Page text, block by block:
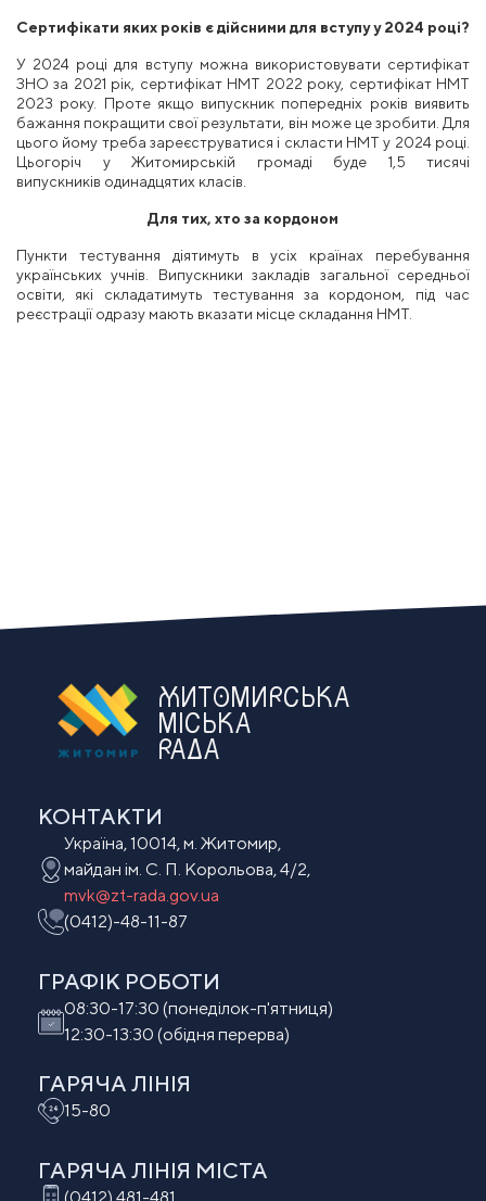
Сертифікати яких років є дійсними для вступу у 2024 році?
У 2024 році для вступу можна використовувати сертифікат
ЗНО за 2021 рік, сертифікат НМТ 2022 року, сертифікат НМТ
2023 року. Проте якщо випускник попередніх років виявить
бажання покращити свої результати, він може це зробити. Для
цього йому треба зареєструватися і скласти НМТ у 2024 році.
Цьогоріч у Житомирській громаді буде 1,5 тисячі
випускників одинадцятих класів.
Для тих, хто за кордоном
Пункти тестування діятимуть в усіх країнах перебування
українських учнів. Випускники закладів загальної середньої
освіти, які складатимуть тестування за кордоном, під час
реєстрації одразу мають вказати місце складання НМТ.
ЖИТОМИРСЬКА
МІСЬКА
РАДА
КОНТАКТИ
Україна, 10014, м. Житомир,
майдан ім. С. П. Корольова, 4/2,
mvk@zt-rada.gov.ua
(0412)-48-11-87
ГРАФІК РОБОТИ
08:30-17:30 (понеділок-п'ятниця)
12:30-13:30 (обідня перерва)
ГАРЯЧА ЛІНІЯ
15-80
ГАРЯЧА ЛІНІЯ МIСТА